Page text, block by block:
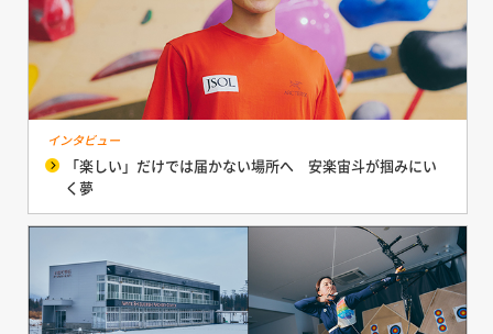
インタビュー
「楽しい」だけでは届かない場所へ 安楽宙斗が掴みにい
く夢